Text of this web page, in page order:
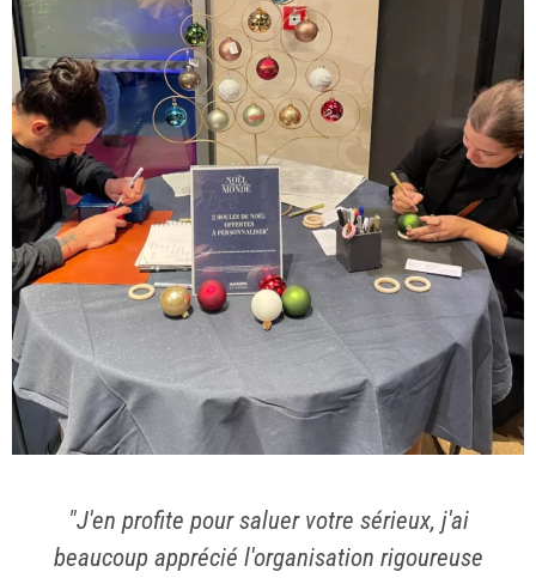
"J'en profite pour saluer votre sérieux, j'ai
beaucoup apprécié l'organisation rigoureuse